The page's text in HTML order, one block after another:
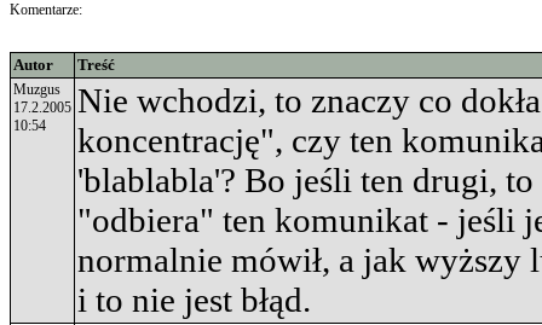
Komentarze:
Autor Treść
Muzgus
17.2.2005
10:54
Nie wchodzi, to znaczy co
koncentrację", czy ten
'blablabla'? Bo jeśli ten drugi,
"odbiera" ten komunikat - jeśli
normalnie mówił, a jak wyższy
i to nie jest błąd.